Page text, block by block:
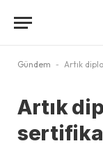
Gündem - Artık
Artık